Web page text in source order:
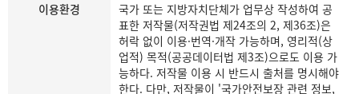
이용환경
국가 또는 지방자치단체가 업무상 작성하여 공
표한 저작물(저작권법 제24조의 2, 제36조)은
허락 없이 이용·번역·개작 가능하며, 영리적(상
업적) 목적(공공데이터법 제3조)으로도 이용 가
능하다. 저작물 이용 시 반드시 출처를 명시해야
한다. 다만, 저작물이 '국가안전보장 관련 정보,